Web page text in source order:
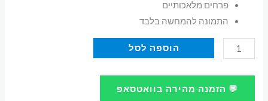
פרחים מלאכותיים
התמונה להמחשה בלבד
כמות
של
מארז
שוקולדים
הוספה לסל
💬 הזמנה מהירה בוואטסאפ